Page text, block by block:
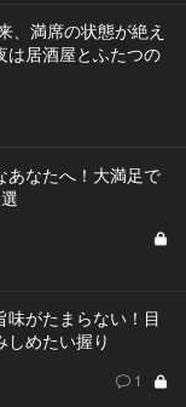
、満席の状態が絶え
は居酒屋とふたつの
あなたへ！大満足で
味がたまらない！目
しめたい握り
1